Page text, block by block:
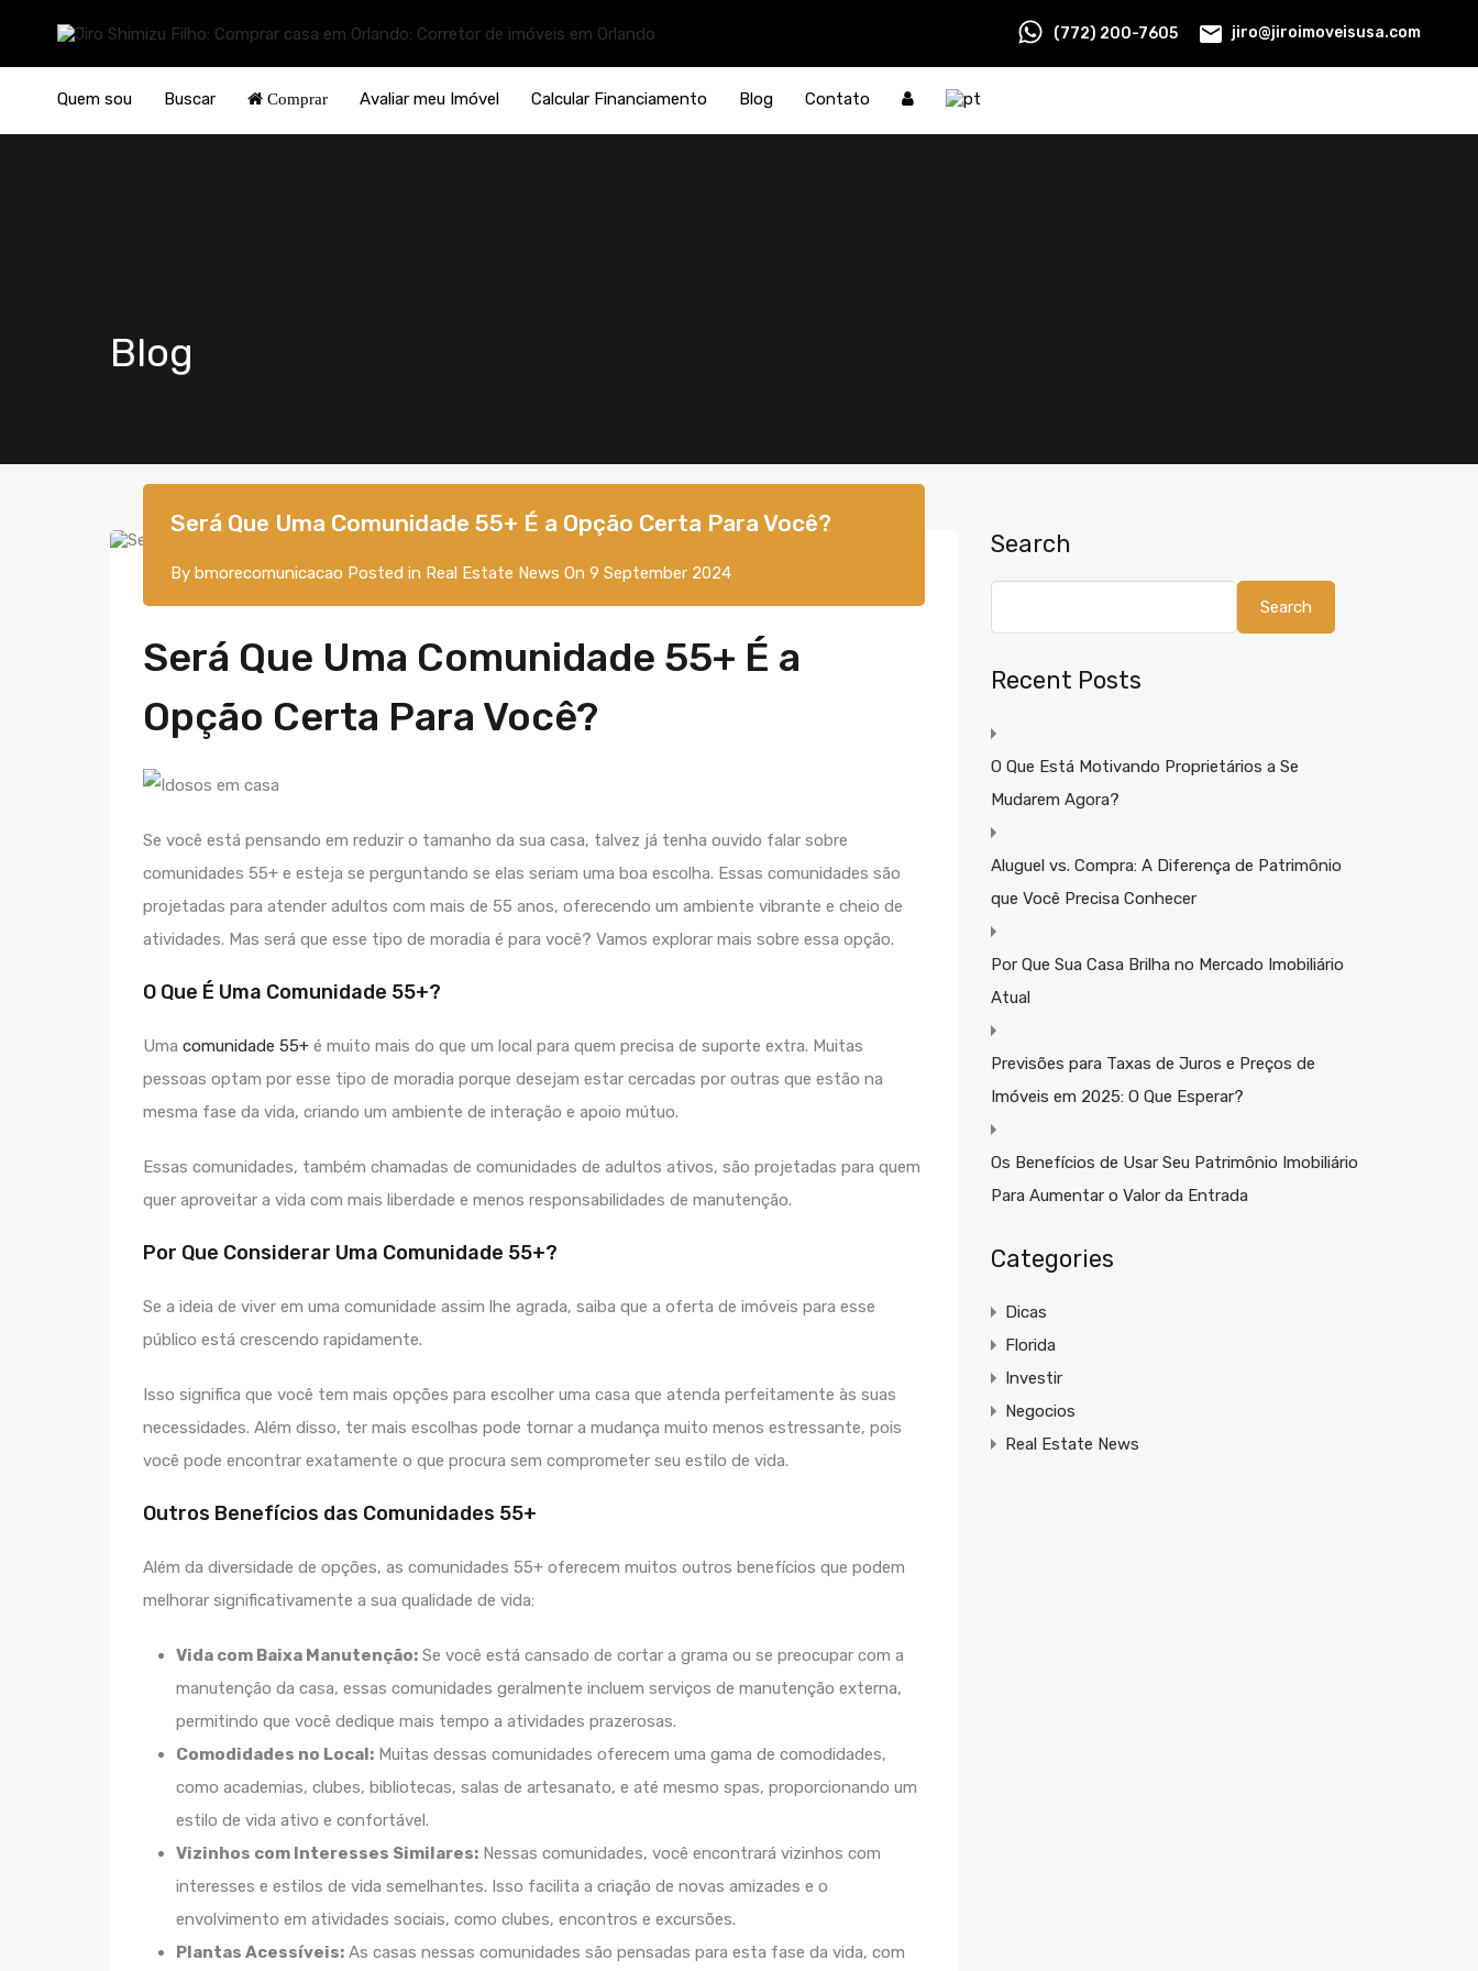
(772) 200-7605 jiro@jiroimoveisusa.com
Quem sou Buscar Comprar Avaliar meu Imóvel Calcular Financiamento Blog Contato
Blog
Será Que Uma Comunidade 55+ É a Opção Certa Para Você?
By bmorecomunicacao Posted in Real Estate News On 9 September 2024
Será Que Uma Comunidade 55+ É a
Opção Certa Para Você?
Se você está pensando em reduzir o tamanho da sua casa, talvez já tenha ouvido falar sobre
comunidades 55+ e esteja se perguntando se elas seriam uma boa escolha. Essas comunidades são
projetadas para atender adultos com mais de 55 anos, oferecendo um ambiente vibrante e cheio de
atividades. Mas será que esse tipo de moradia é para você? Vamos explorar mais sobre essa opção.
O Que É Uma Comunidade 55+?
Uma comunidade 55+ é muito mais do que um local para quem precisa de suporte extra. Muitas
pessoas optam por esse tipo de moradia porque desejam estar cercadas por outras que estão na
mesma fase da vida, criando um ambiente de interação e apoio mútuo.
Essas comunidades, também chamadas de comunidades de adultos ativos, são projetadas para quem
quer aproveitar a vida com mais liberdade e menos responsabilidades de manutenção.
Por Que Considerar Uma Comunidade 55+?
Se a ideia de viver em uma comunidade assim lhe agrada, saiba que a oferta de imóveis para esse
público está crescendo rapidamente.
Isso significa que você tem mais opções para escolher uma casa que atenda perfeitamente às suas
necessidades. Além disso, ter mais escolhas pode tornar a mudança muito menos estressante, pois
você pode encontrar exatamente o que procura sem comprometer seu estilo de vida.
Outros Benefícios das Comunidades 55+
Além da diversidade de opções, as comunidades 55+ oferecem muitos outros benefícios que podem
melhorar significativamente a sua qualidade de vida:
Vida com Baixa Manutenção: Se você está cansado de cortar a grama ou se preocupar com a
manutenção da casa, essas comunidades geralmente incluem serviços de manutenção externa,
permitindo que você dedique mais tempo a atividades prazerosas.
Comodidades no Local: Muitas dessas comunidades oferecem uma gama de comodidades,
como academias, clubes, bibliotecas, salas de artesanato, e até mesmo spas, proporcionando um
estilo de vida ativo e confortável.
Vizinhos com Interesses Similares: Nessas comunidades, você encontrará vizinhos com
interesses e estilos de vida semelhantes. Isso facilita a criação de novas amizades e o
envolvimento em atividades sociais, como clubes, encontros e excursões.
Plantas Acessíveis: As casas nessas comunidades são pensadas para esta fase da vida, com
Search
Search
Recent Posts
O Que Está Motivando Proprietários a Se
Mudarem Agora?
Aluguel vs. Compra: A Diferença de Patrimônio
que Você Precisa Conhecer
Por Que Sua Casa Brilha no Mercado Imobiliário
Atual
Previsões para Taxas de Juros e Preços de
Imóveis em 2025: O Que Esperar?
Os Benefícios de Usar Seu Patrimônio Imobiliário
Para Aumentar o Valor da Entrada
Categories
Dicas
Florida
Investir
Negocios
Real Estate News